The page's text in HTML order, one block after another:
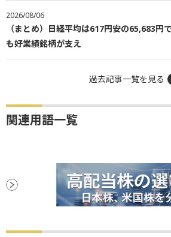
2026/08/06
（まとめ）日経平均は617円安の65,683
も好業績銘柄が支え
過去記事一覧を見る
関連用語一覧